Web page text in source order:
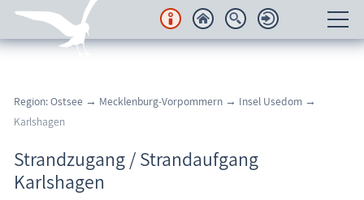
Regionales
Urlaubsorte
Karten
Region: Ostsee → Mecklenburg-Vorpommern → Insel Usedom →
Karlshagen
Strandzugang / Strandaufgang
Karlshagen